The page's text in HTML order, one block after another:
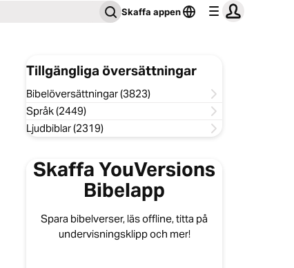
Skaffa appen
Tillgängliga översättningar
Bibelöversättningar (3823)
Språk (2449)
Ljudbiblar (2319)
Skaffa YouVersions
Bibelapp
Spara bibelverser, läs offline, titta på
undervisningsklipp och mer!